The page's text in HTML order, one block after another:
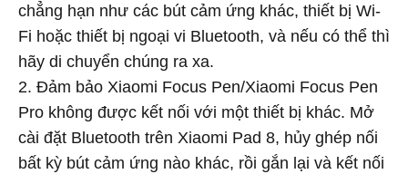
chẳng hạn như các bút cảm ứng khác, thiết bị Wi-
Fi hoặc thiết bị ngoại vi Bluetooth, và nếu có thể thì
hãy di chuyển chúng ra xa.
2. Đảm bảo Xiaomi Focus Pen/Xiaomi Focus Pen
Pro không được kết nối với một thiết bị khác. Mở
cài đặt Bluetooth trên Xiaomi Pad 8, hủy ghép nối
bất kỳ bút cảm ứng nào khác, rồi gắn lại và kết nối